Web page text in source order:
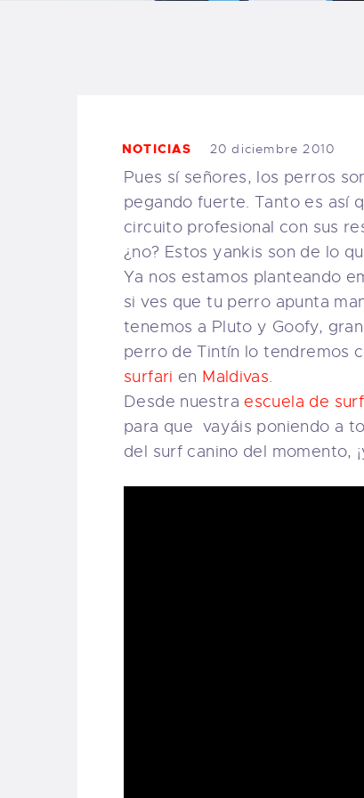
NOTICIAS 20 diciembre 2010
Pues sí señores, los perros
pegando fuerte. Tanto es así
circuito profesional con sus
¿no? Estos yankis son de lo
Ya nos estamos planteando
si ves que tu perro apunta
tenemos a Pluto y Goofy,
perro de Tintín lo tendremos
surfari en Maldivas.
Desde nuestraescuela de surf
para que vayáis poniendo a
del surf canino del momento,